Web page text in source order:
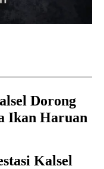
Dorong
Ikan Haruan
Kalsel